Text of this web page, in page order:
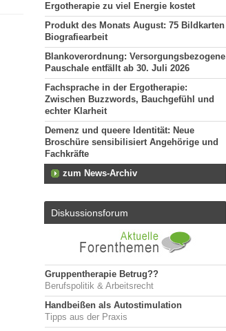
Ergotherapie zu viel Energie kostet
Produkt des Monats August: 75 Bildkarten
Biografiearbeit
Blankoverordnung: Versorgungsbezogene
Pauschale entfällt ab 30. Juli 2026
Fachsprache in der Ergotherapie:
Zwischen Buzzwords, Bauchgefühl und
echter Klarheit
Demenz und queere Identität: Neue
Broschüre sensibilisiert Angehörige und
Fachkräfte
zum News-Archiv
Diskussionsforum
Gruppentherapie Betrug??
Berufspolitik & Arbeitsrecht
Handbeißen als Autostimulation
Tipps aus der Praxis